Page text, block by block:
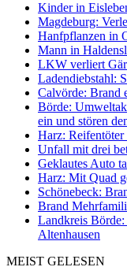
Kinder in
Magdeburg:
Hanfpflanzen in
Mann in
LKW verliert
Ladendiebstahl:
Calvörde: Brand
Börde:
ein und stören
Harz:
Unfall mit drei
Geklautes Auto
Harz: Mit Quad
Schönebeck:
Brand
Landkreis Börde:
Altenhausen
MEIST GELESEN